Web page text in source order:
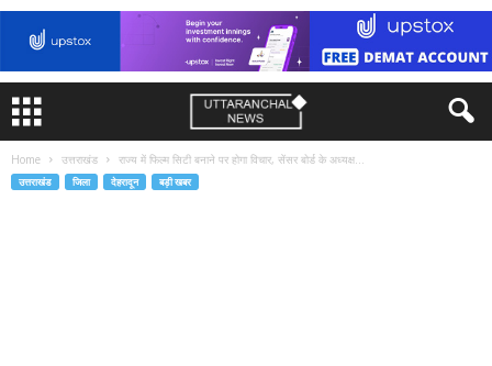
Home उत्तराखंड राज्य में फिल्म सिटी बनाने पर होगा विचार, सेंसर बोर्ड के अध्यक्ष...
उत्तराखंड जिला देहरादून बड़ी खबर